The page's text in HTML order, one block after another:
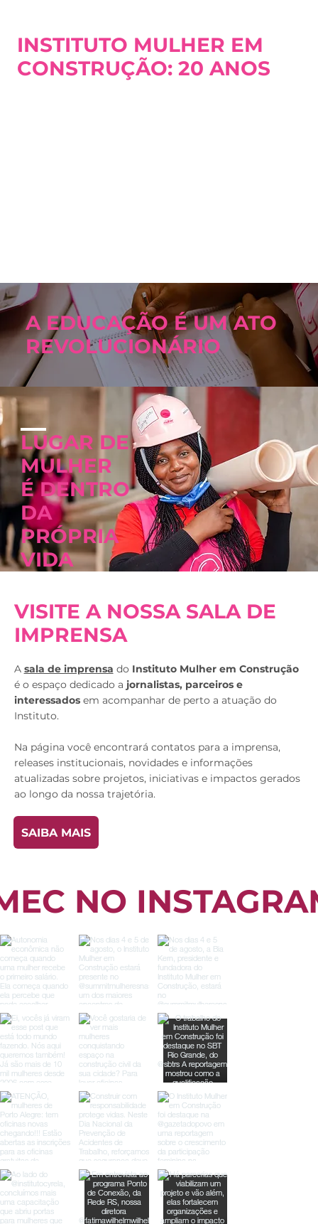
INSTITUTO MULHER EM
CONSTRUÇÃO: 20 ANOS
A EDUCAÇÃO É UM ATO
REVOLUCIONÁRIO
LUGAR DE
MULHER
É DENTRO
DA
PRÓPRIA
VIDA
VISITE A NOSSA SALA DE
IMPRENSA
A sala de imprensa do Instituto Mulher em Construção
é o espaço dedicado a jornalistas, parceiros e
interessadosem acompanhar de perto a atuação do
Instituto.
Na página você encontrará contatos para a imprensa,
releases institucionais, novidades e informações
atualizadas sobre projetos, iniciativas e impactos gerados
ao longo da nossa trajetória.
SAIBA MAIS
NO